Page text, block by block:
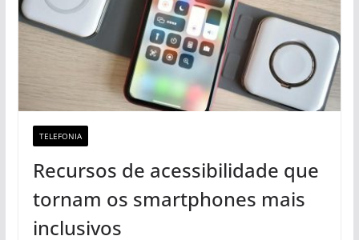
TELEFONIA
Recursos de acessibilidade que
tornam os smartphones mais
inclusivos